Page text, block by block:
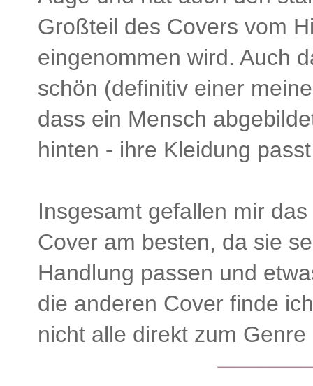
Großteil des Covers vom
eingenommen wird. Auch
schön (definitiv einer
dass ein Mensch
hinten - ihre Kleidung
Insgesamt gefallen mir
Cover am besten, da sie
Handlung passen und
die anderen Cover finde
nicht alle direkt zum